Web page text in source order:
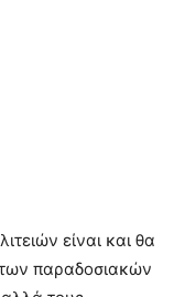
είναι και θα
παραδοσιακών